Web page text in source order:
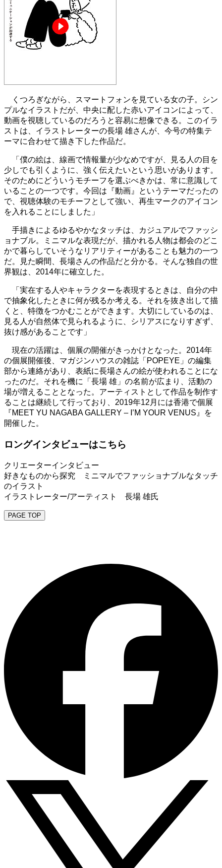
くつろぎながら、スマートフォンを見ている女の子。シン
プルなイラストだが、中央に配した赤いアイコンによって、
動画を視聴しているのだろうと容易に想像できる。このイラ
ストは、イラストレーターの長場 雄さんが、今号の特集テ
ーマに合わせて描き下した作品だ。
「僕の絵は、線画で情報量が少なめですが、見る人の目を
少しでも引くように、強く伝えたいという思いがあります。
そのためにどういうモチーフを選ぶべきかは、常に意識して
いることの一つです。今回は『動画』というテーマだったの
で、視聴体験のモチーフとして強い、再生マークのアイコン
を入れることにしました」
手描きによるゆるやかなタッチは、カジュアルでファッシ
ョナブル。ミニマルな表現だが、描かれる人物は都会のどこ
かで暮らしていそうなリアリティーがあることも魅力の一つ
だ。見た瞬間、長場さんの作品だと分かる。そんな独自の世
界観は、2014年に確立した。
「実在する人やキャラクターを表現するときは、自分の中
で抽象化したときに何が残るか考える。それを抜き出して描
くと、特徴をつかむことができます。大切にしているのは、
見る人が自然体で見られるように、シリアスになりすぎず、
抜け感があることです」
現在の活躍は、個展の開催がきっかけとなった。2014年
の個展開催後、マガジンハウスの雑誌「POPEYE」の編集
部から連絡があり、表紙に長場さんの絵が使われることにな
ったのだ。それを機に「長場 雄」の名前が広まり、活動の
場が増えることとなった。アーティストとして作品を制作す
ることは継続して行っており、2019年12月には香港で個展
『MEET YU NAGABA GALLERY – I’M YOUR VENUS』を
開催した。
ロングインタビューはこちら
クリエーターインタビュー
好きなものから探究 ミニマルでファッショナブルなタッチ
のイラスト
イラストレーター/アーティスト 長場 雄氏
PAGE TOP